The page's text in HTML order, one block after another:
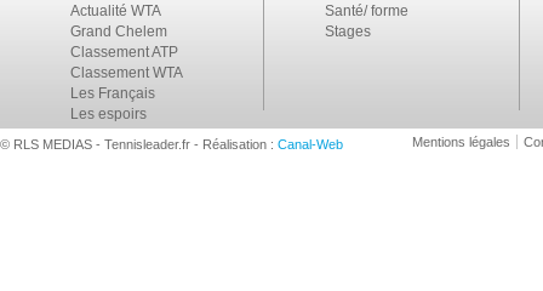
Actualité WTA
Grand Chelem
Classement ATP
Classement WTA
Les Français
Les espoirs
Santé/ forme
Stages
© RLS MEDIAS - Tennisleader.fr - Réalisation : Canal-Web Mentions légales